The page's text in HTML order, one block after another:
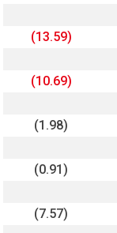
(13.59)
(10.69)
(1.98)
(0.91)
(7.57)